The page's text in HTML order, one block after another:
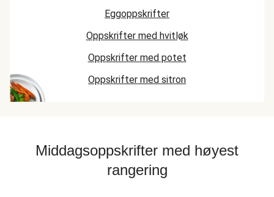
Eggoppskrifter
Oppskrifter med hvitløk
Oppskrifter med potet
Oppskrifter med sitron
Middagsoppskrifter med høyest
rangering